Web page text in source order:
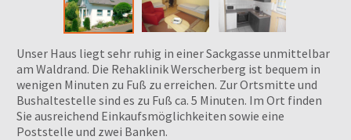
Unser Haus liegt sehr ruhig in einer Sackgasse unmittelbar
am Waldrand. Die Rehaklinik Werscherberg ist bequem in
wenigen Minuten zu Fuß zu erreichen. Zur Ortsmitte und
Bushaltestelle sind es zu Fuß ca. 5 Minuten. Im Ort finden
Sie ausreichend Einkaufsmöglichkeiten sowie eine
Poststelle und zwei Banken.